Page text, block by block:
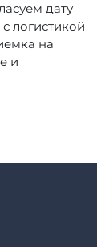
дату
логистикой
на
и